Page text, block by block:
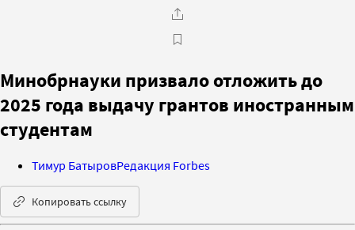
Минобрнауки призвало отложить до
2025 года выдачу грантов иностранным
студентам
Тимур БатыровРедакция Forbes
Копировать ссылку